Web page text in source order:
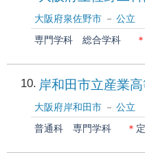
大阪府泉佐野市
公立
専門学科
総合学科 ＊
10 岸和田市立産業
大阪府岸和田市
公立
普通科
専門学科 ＊